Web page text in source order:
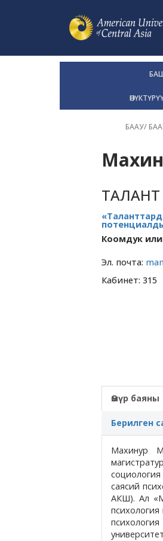
БААУ/
ТАЛАНТ
Коомдук
Эл. почта:
Кабинет: 315
Өмүр баяны
Берилген
Махинур
саясий
АКШ). Ал